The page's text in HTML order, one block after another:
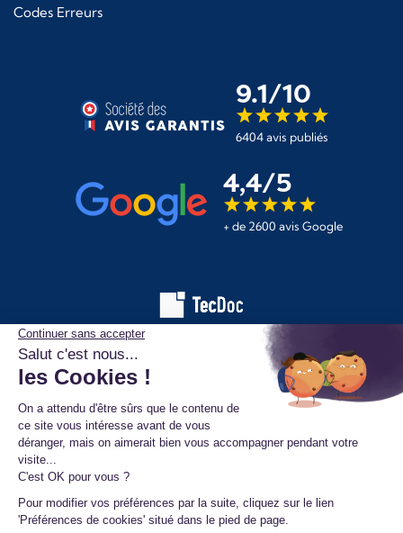
Codes Erreurs
9.1/10
6404 avis publiés
4,4/5
+ de 2600 avis Google
Les informations affichées sur ce site de pièces automobiles
proviennent de la base de données TecDoc. Elles sont protégées
par le droit d’auteur et ne peuvent en aucun cas être copiées,
reproduites, utilisées ou diffusées sans l’autorisation préalable de
TecAlliance. Toute utilisation non autorisée constitue une infraction
et pourra faire l’objet de poursuites.
Mentions légales
Conditions générales de vente